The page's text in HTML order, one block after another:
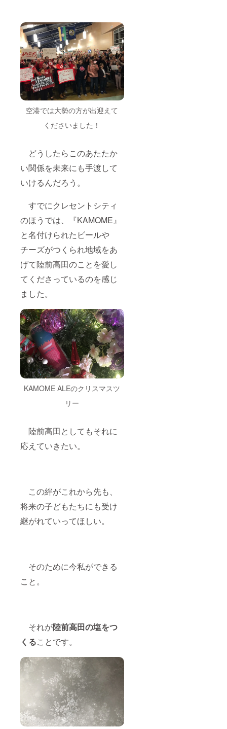
空港では大勢の方が出迎えて
くださいました！
どうしたらこのあたたか
い関係を未来にも手渡して
いけるんだろう。
すでにクレセントシティ
のほうでは、『KAMOME』
と名付けられたビールや
チーズがつくられ地域をあ
げて陸前高田のことを愛し
てくださっているのを感じ
ました。
KAMOME ALEのクリスマスツ
リー
陸前高田としてもそれに
応えていきたい。
この絆がこれから先も、
将来の子どもたちにも受け
継がれていってほしい。
そのために今私ができる
こと。
それが陸前高田の塩をつ
くることです。